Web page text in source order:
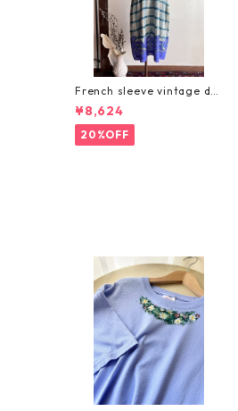
French sleeve vintage dre
ss/パープルとグリーンチェ
ックのポタニカル柄ヴィン
テージワンピース
¥8,624
20%OFF